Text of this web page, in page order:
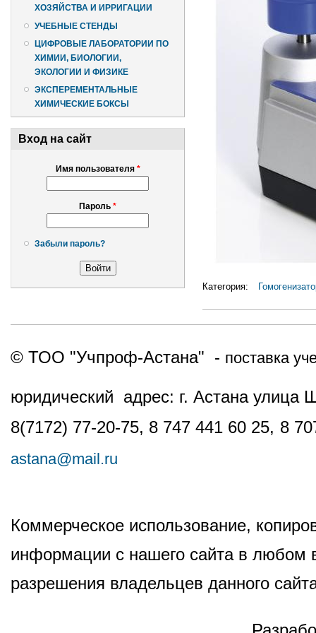
ХОЗЯЙСТВА И ИРРИГАЦИИ
УЧЕБНЫЕ СТЕНДЫ
ЦИФРОВЫЕ ЛАБОРАТОРИИ ПО
ХИМИИ, БИОЛОГИИ,
ЭКОЛОГИИ И ФИЗИКЕ
ЭКСПЕРЕМЕНТАЛЬНЫЕ
ХИМИЧЕСКИЕ БОКСЫ
Вход на сайт
Имя пользователя *
Пароль *
Забыли пароль?
Категория:
© ТОО "Учпроф-Астана" - поставка
юридический адрес: г. Астана
8(7172) 77-20-75, 8 747 441 60 25, 8
astana@mail.ru
Коммерческое использование,
информации с нашего сайта в любом
разрешения владельцев данного